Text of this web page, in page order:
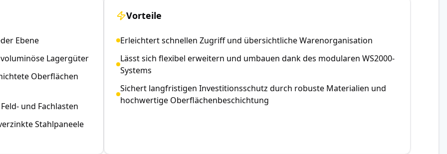
Ebene
Lagergüter
Oberflächen
und Fachlasten
Stahlpaneele
Vorteile
Erleichtert schnellen Zugriff und übersichtliche Warenorganisation
Lässt sich flexibel erweitern und umbauen dank des modularen WS2000-
Systems
Sichert langfristigen Investitionsschutz durch robuste Materialien und
hochwertige Oberflächenbeschichtung